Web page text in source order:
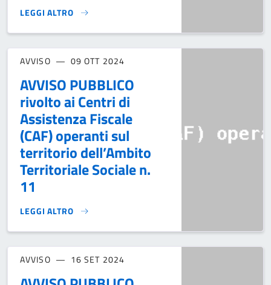
LEGGI ALTRO
ATS N. 11 - INTERVENTI PER IL BENESSERE DELLE
AVVISO 09 OTT 2024
AVVISO PUBBLICO
rivolto ai Centri di
Assistenza Fiscale
(CAF) operanti sul
territorio dell’Ambito
Territoriale Sociale n.
11
LEGGI ALTRO
AVVISO PUBBLICO RIVOLTO AI CENTRI DI ASSISTENZA
AVVISO 16 SET 2024